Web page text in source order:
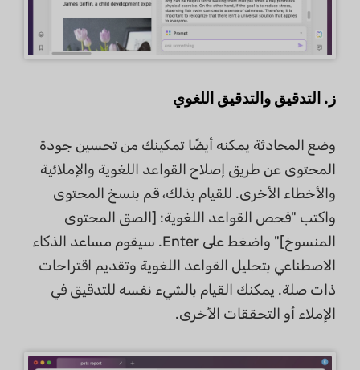
ز. التدقيق والتدقيق اللغوي
وضع المحادثة يمكنه أيضًا تمكينك من تحسين جودة
المحتوى عن طريق إصلاح القواعد اللغوية والإملائية
والأخطاء الأخرى. للقيام بذلك، قم بنسخ المحتوى
واكتب "فحص القواعد اللغوية: [الصق المحتوى
المنسوخ]" واضغط على Enter. سيقوم مساعد الذكاء
الاصطناعي بتحليل القواعد اللغوية وتقديم اقتراحات
ذات صلة. يمكنك القيام بالشيء نفسه للتدقيق في
الإملاء أو التحققات الأخرى.